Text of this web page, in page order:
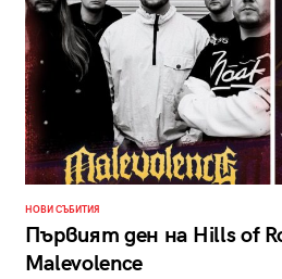
НОВИ СЪБИТИЯ
Първият ден на Hills of
Malevolence